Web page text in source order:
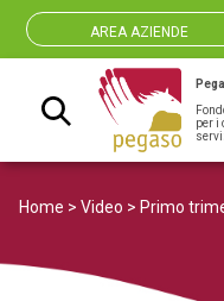
AREA AZIENDE
Navigazione
per i
Home > Video > Primo